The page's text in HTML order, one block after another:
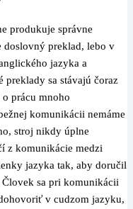
produkuje správne
doslovný preklad, lebo v
jazyka a
sa stávajú čoraz
prácu mnoho
komunikácii nemáme
stroj nikdy úplne
z komunikácie medzi
jazyka tak, aby doručil
sa pri komunikácii
v cudzom jazyku,